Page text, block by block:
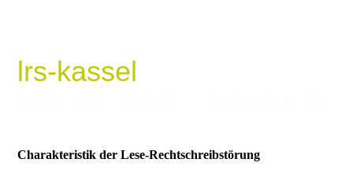
lrs-kassel
Charakteristik der Lese-Rechtschreibstörung